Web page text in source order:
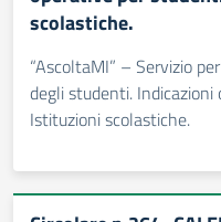
scolastiche.
“AscoltaMI” – Servizio
degli studenti.
Istituzioni scolastiche.